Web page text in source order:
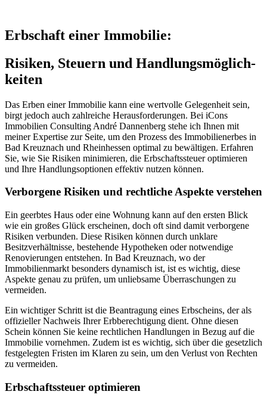
Erbschaft einer Immobilie:
Risiken, Steuern und Handlungs­­möglich­
keiten
Das Erben einer Immobilie kann eine wertvolle Gelegenheit sein,
birgt jedoch auch zahlreiche Herausforderungen. Bei iCons
Immobilien Consulting André Dannenberg stehe ich Ihnen mit
meiner Expertise zur Seite, um den Prozess des Immobilienerbes in
Bad Kreuznach und Rheinhessen optimal zu bewältigen. Erfahren
Sie, wie Sie Risiken minimieren, die Erbschaftssteuer optimieren
und Ihre Handlungsoptionen effektiv nutzen können.
Verborgene Risiken und rechtliche Aspekte verstehen
Ein geerbtes Haus oder eine Wohnung kann auf den ersten Blick
wie ein großes Glück erscheinen, doch oft sind damit verborgene
Risiken verbunden. Diese Risiken können durch unklare
Besitzverhältnisse, bestehende Hypotheken oder notwendige
Renovierungen entstehen. In Bad Kreuznach, wo der
Immobilienmarkt besonders dynamisch ist, ist es wichtig, diese
Aspekte genau zu prüfen, um unliebsame Überraschungen zu
vermeiden.
Ein wichtiger Schritt ist die Beantragung eines Erbscheins, der als
offizieller Nachweis Ihrer Erbberechtigung dient. Ohne diesen
Schein können Sie keine rechtlichen Handlungen in Bezug auf die
Immobilie vornehmen. Zudem ist es wichtig, sich über die gesetzlich
festgelegten Fristen im Klaren zu sein, um den Verlust von Rechten
zu vermeiden.
Erbschaftssteuer optimieren